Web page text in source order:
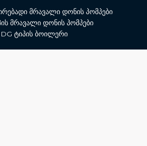
მრავალი დონის პომპები
მრავალი დონის პომპები
DG ტიპის ბოილერი